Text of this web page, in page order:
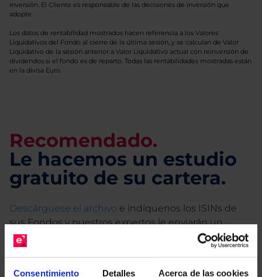
Consentimiento Detalles Acerca de las cookies
inversión. El Cliente es responsable de las decisiones de inversión que
adopte.
Los datos de rentabilidad mostrados hacen referencia a los Valores
Liquidativos del Fondo al cierre de la última sesión, y se calculan de Valor
Liquidativo de la sesión anterior a Valor Liquidativo actual con reinversión de
dividendos si el fondo es de reparto. Todas las rentabilidades mostradas están
en la divisa Euro.
Recomendado.
Le hacemos un estudio
gratuito de su cartera.
Descárguese el archivo e indíquenos los ISINs de
sus Fondos y nuestros expertos le enviarán un
estudio gratuito de sus alternativas de Clases
Limpias con las que podrá ahorrar en sus costes.